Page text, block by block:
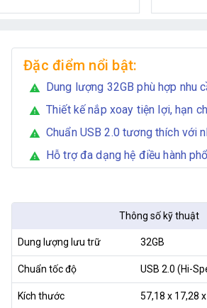
Đặc điểm nổi bật:
warning Dung lượng 32GB phù hợp nhu
warning Thiết kế nắp xoay tiện lợi, hạn
warning Chuẩn USB 2.0 tương thích với
warning Hỗ trợ đa dạng hệ điều hành
Thông số kỹ thuật
Dung lượng lưu trữ 32GB
Chuẩn tốc độ USB 2.0 (Hi-
Kích thước 57,18 x 17,28